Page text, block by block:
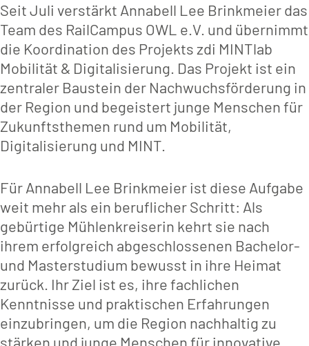
Seit Juli verstärkt Annabell Lee Brinkmeier das
Team des RailCampus OWL e.V. und übernimmt
die Koordination des Projekts zdi MINTlab
Mobilität & Digitalisierung. Das Projekt ist ein
zentraler Baustein der Nachwuchsförderung in
der Region und begeistert junge Menschen für
Zukunftsthemen rund um Mobilität,
Digitalisierung und MINT.
Für Annabell Lee Brinkmeier ist diese Aufgabe
weit mehr als ein beruflicher Schritt: Als
gebürtige Mühlenkreiserin kehrt sie nach
ihrem erfolgreich abgeschlossenen Bachelor-
und Masterstudium bewusst in ihre Heimat
zurück. Ihr Ziel ist es, ihre fachlichen
Kenntnisse und praktischen Erfahrungen
einzubringen, um die Region nachhaltig zu
stärken und junge Menschen für innovative